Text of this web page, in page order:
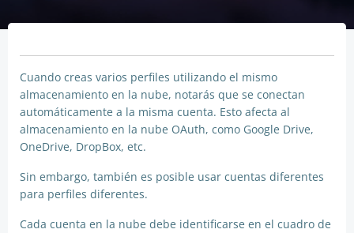
Cuando creas varios perfiles utilizando el mismo
almacenamiento en la nube, notarás que se conectan
automáticamente a la misma cuenta. Esto afecta al
almacenamiento en la nube OAuth, como Google Drive,
OneDrive, DropBox, etc.
Sin embargo, también es posible usar cuentas diferentes
para perfiles diferentes.
Cada cuenta en la nube debe identificarse en el cuadro de